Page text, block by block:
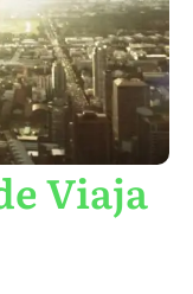
Viaja